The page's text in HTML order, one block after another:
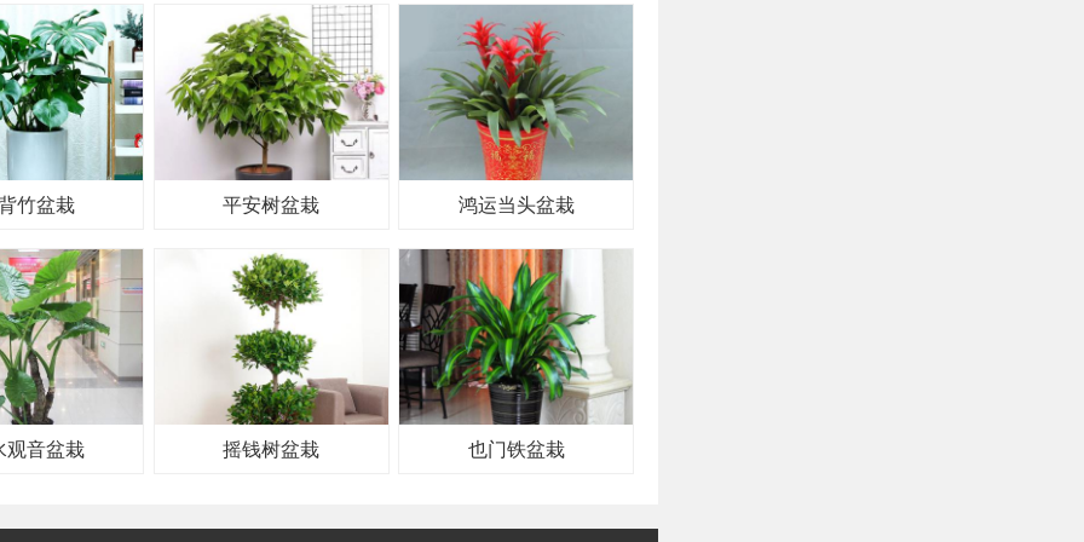
竹盆栽 平安树盆栽 鸿运当头盆栽
观音盆栽 摇钱树盆栽 也门铁盆栽